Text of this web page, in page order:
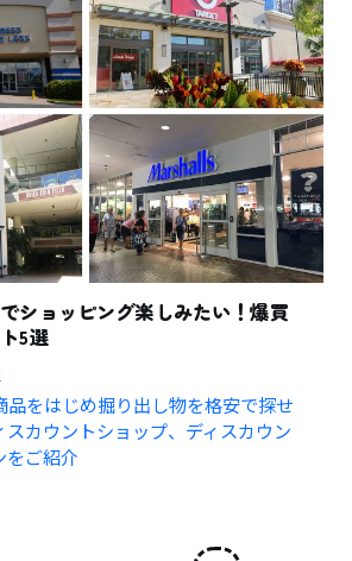
ショッピング楽しみたい！爆買
5選
品をはじめ掘り出し物を格安で探せ
スカウントショップ、ディスカウン
をご紹介